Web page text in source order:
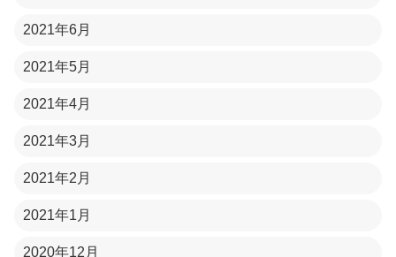
2021年6月
2021年5月
2021年4月
2021年3月
2021年2月
2021年1月
2020年12月